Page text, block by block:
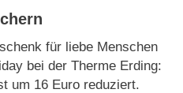
für liebe Menschen
bei der Therme Erding:
um 16 Euro reduziert.